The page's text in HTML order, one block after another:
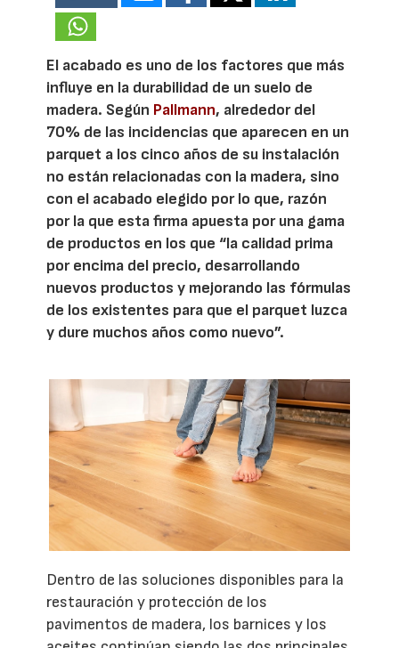
El acabado es uno de los factores que más
influye en la durabilidad de un suelo de
madera. Según Pallmann, alrededor del
70% de las incidencias que aparecen en un
parquet a los cinco años de su instalación
no están relacionadas con la madera, sino
con el acabado elegido por lo que, razón
por la que esta firma apuesta por una gama
de productos en los que “la calidad prima
por encima del precio, desarrollando
nuevos productos y mejorando las fórmulas
de los existentes para que el parquet luzca
y dure muchos años como nuevo”.
Dentro de las soluciones disponibles para la
restauración y protección de los
pavimentos de madera, los barnices y los